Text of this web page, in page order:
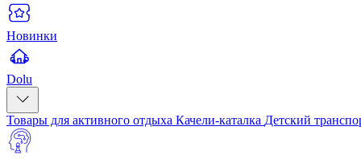
Новинки
Dolu
Товары для активного отдыха Качели-каталка Детский